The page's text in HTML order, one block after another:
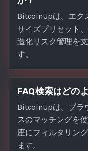
BitcoinUpは、エク
サイズプリセット
造化リスク管理を
す。
FAQ検索はどの
BitcoinUpは、ブラ
スのマッチングを
座にフィルタリン
ます。